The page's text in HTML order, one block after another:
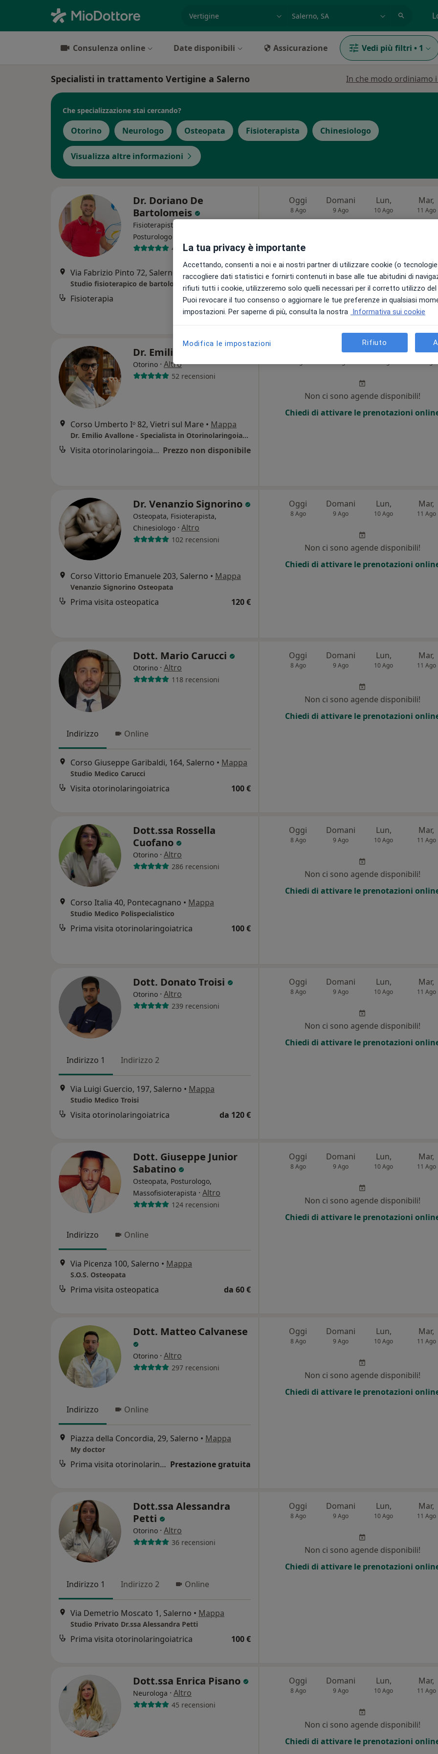
Consulenza online Date disponibili Assicurazione Vedi più filtri • 1
Specialisti in trattamento Vertigine a Salerno In che modo ordiniamo
Che specializzazione stai cercando?
Otorino Neurologo Osteopata Fisioterapista Chinesiologo
Visualizza altre informazioni
Dr. Doriano De
Bartolomeis
Fisioterapista, Chiropratico,
Posturologo
422 recensioni
Via Fabrizio Pinto 72, Salerno Mappa
Studio fisioterapico de bartolomeis doriano
Fisioterapia 40 €
Oggi
8 Ago
Domani
9 Ago
Lun,
10 Ago
Mar,
11 Ago
Non ci sono agende disponibili!
Chiedi di attivare le prenotazioni online
Dr. Emilio Avallone
Otorino · Altro
52 recensioni
Corso Umberto Iᵒ 82, Vietri sul Mare • Mappa
Dr. Emilio Avallone - Specialista in Otorinolaringoiatria
Visita otorinolaringoiatrica Prezzo non disponibile
Domani Lun, Mar,
Non ci sono agende disponibili!
Chiedi di attivare le prenotazioni
Dr. Venanzio Signorino
Osteopata, Fisioterapista,
Chinesiologo · Altro
102 recensioni
Corso Vittorio Emanuele 203, Salerno • Mappa
Venanzio Signorino Osteopata
Prima visita osteopatica 120 €
Oggi
8 Ago
Domani
9 Ago
Lun,
10 Ago
Mar,
11 Ago
Non ci sono agende disponibili!
Chiedi di attivare le prenotazioni
Dott. Mario Carucci
Otorino · Altro
118 recensioni
Indirizzo Online
Corso Giuseppe Garibaldi, 164, Salerno • Mappa
Studio Medico Carucci
Visita otorinolaringoiatrica 100 €
Oggi
8 Ago
Domani
9 Ago
Lun,
10 Ago
Mar,
11 Ago
Non ci sono agende disponibili!
Chiedi di attivare le prenotazioni
Dott.ssa Rossella
Cuofano
Otorino · Altro
286 recensioni
Corso Italia 40, Pontecagnano • Mappa
Studio Medico Polispecialistico
Prima visita otorinolaringoiatrica 100 €
Oggi
8 Ago
Domani
9 Ago
Lun,
10 Ago
Mar,
11 Ago
Non ci sono agende disponibili!
Chiedi di attivare le prenotazioni
Dott. Donato Troisi
Otorino · Altro
239 recensioni
Indirizzo 1 Indirizzo 2
Via Luigi Guercio, 197, Salerno • Mappa
Studio Medico Troisi
Visita otorinolaringoiatrica da 120 €
Oggi
8 Ago
Domani
9 Ago
Lun,
10 Ago
Mar,
11 Ago
Non ci sono agende disponibili!
Chiedi di attivare le prenotazioni
Dott. Giuseppe Junior
Sabatino
Osteopata, Posturologo,
Massofisioterapista · Altro
124 recensioni
Indirizzo Online
Via Picenza 100, Salerno • Mappa
S.O.S. Osteopata
Prima visita osteopatica da 60 €
Oggi
8 Ago
Domani
9 Ago
Lun,
10 Ago
Mar,
11 Ago
Non ci sono agende disponibili!
Chiedi di attivare le prenotazioni
Dott. Matteo Calvanese
Otorino · Altro
297 recensioni
Indirizzo Online
Piazza della Concordia, 29, Salerno • Mappa
My doctor
Prima visita otorinolaringoiatrica Prestazione gratuita
Oggi
8 Ago
Domani
9 Ago
Lun,
10 Ago
Mar,
11 Ago
Non ci sono agende disponibili!
Chiedi di attivare le prenotazioni
Dott.ssa Alessandra
Petti
Otorino · Altro
36 recensioni
Indirizzo 1 Indirizzo 2 Online
Via Demetrio Moscato 1, Salerno • Mappa
Studio Privato Dr.ssa Alessandra Petti
Prima visita otorinolaringoiatrica 100 €
Oggi
8 Ago
Domani
9 Ago
Lun,
10 Ago
Mar,
11 Ago
Non ci sono agende disponibili!
Chiedi di attivare le prenotazioni
Dott.ssa Enrica Pisano
Neurologa · Altro
45 recensioni
Oggi
8 Ago
Domani
9 Ago
Lun,
10 Ago
Mar,
11 Ago
Non ci sono agende disponibili!
Chiedi di attivare le prenotazioni
La tua privacy è importante
Accettando, consenti a noi e ai nostri partner di utilizzare cookie (o
raccogliere dati statistici e fornirti contenuti in base alle tue abitudini di
rifiuti tutti i cookie, utilizzeremo solo quelli necessari per il corretto utilizzo
Puoi revocare il tuo consenso o aggiornare le tue preferenze in qualsiasi
impostazioni. Per saperne di più, consulta la nostra Informativa sui cookie
Modifica le impostazioni Rifiuto